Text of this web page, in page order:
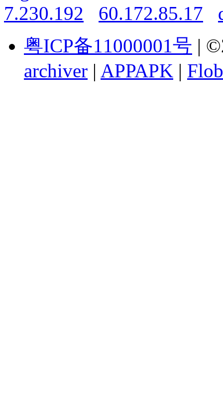
7.230.192
60.172.85.17
粤ICP备11000001号 |
archiver | APPAPK |